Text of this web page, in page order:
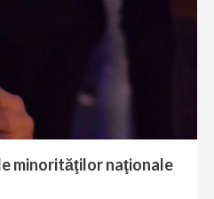
minorităţilor naţionale